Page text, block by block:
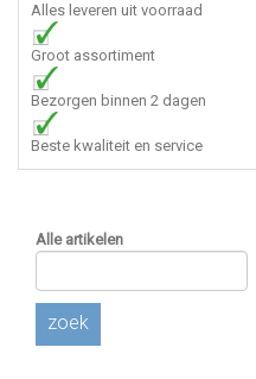
Alles leveren uit voorraad
Groot assortiment
Bezorgen binnen 2 dagen
Beste kwaliteit en service
Alle artikelen
zoek